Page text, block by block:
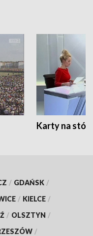
Karty na
/ GDAŃSK /
/ KIELCE /
/ OLSZTYN /
/